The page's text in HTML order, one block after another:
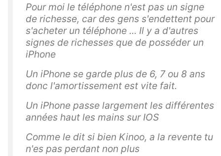
Pour moi le téléphone n'est pas un signe
de richesse, car des gens s'endettent pour
s'acheter un téléphone ... Il y a d'autres
signes de richesses que de posséder un
iPhone
Un iPhone se garde plus de 6, 7 ou 8 ans
donc l'amortissement est vite fait.
Un iPhone passe largement les différentes
années haut les mains sur IOS
Comme le dit si bien Kinoo, a la revente tu
n'es pas perdant non plus